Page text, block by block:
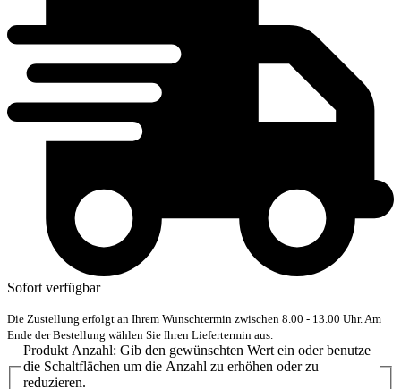
Sofort verfügbar
Die Zustellung erfolgt an Ihrem Wunschtermin zwischen 8.00 - 13.00 Uhr. Am
Ende der Bestellung wählen Sie Ihren Liefertermin aus.
Produkt Anzahl: Gib den gewünschten Wert ein oder benutze
die Schaltflächen um die Anzahl zu erhöhen oder zu
reduzieren.